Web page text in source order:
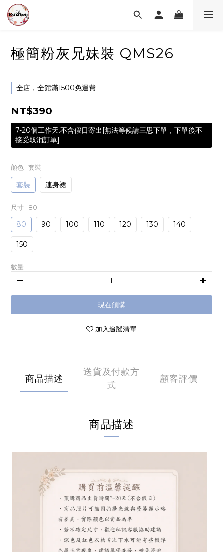
極簡粉灰兄妹裝 QMS26
全店，全館滿1500免運費
NT$390
7-20個工作天.不含假日寄出[無法等候請三思下單，下單後不
接受取消訂單]
顏色 : 套裝
套裝 連身裙
尺寸 : 80
80 90 100 110 120 130 140
150
數量
現在預購
加入追蹤清單
商品描述
送貨及付款方
式
顧客評價
商品描述